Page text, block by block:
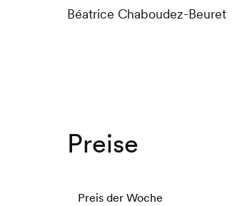
Béatrice Chaboudez-Beuret
Preise
Preis der Woche